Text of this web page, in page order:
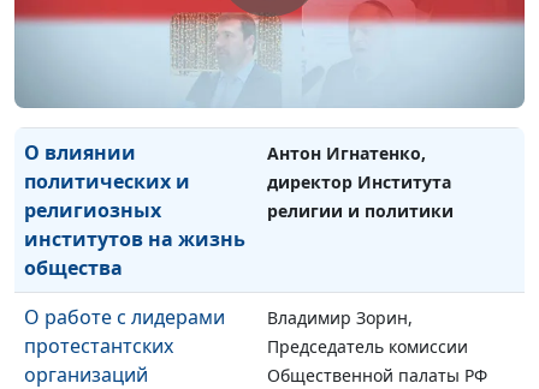
несанкционированных
публичных акциях
Антон Игнатенко, директор
Института религии и
политики
О влиянии
политических и
религиозных
институтов на жизнь
общества
Антон Игнатенко,
директор Института
религии и политики
О работе с лидерами
протестантских
организаций
Владимир Зорин,
Председатель комиссии
Общественной палаты РФ